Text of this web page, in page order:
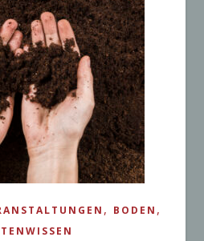
, BODEN ,